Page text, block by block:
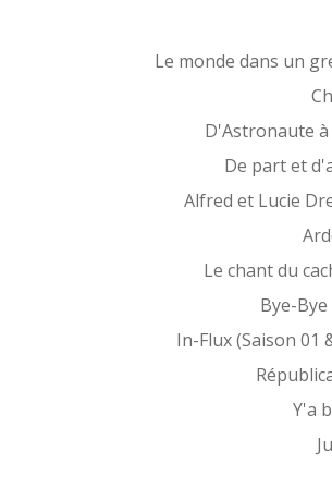
Le monde dans un
D'Astronaute à
De part et
Alfred et Lucie
Le chant du
Bye-Bye
In-Flux (Saison 01
Y'a